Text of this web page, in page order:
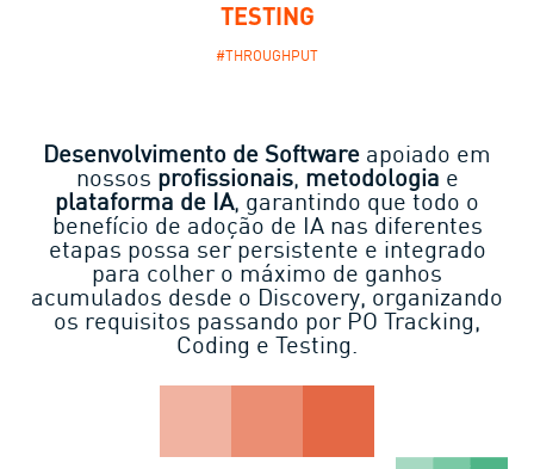
TESTING
#THROUGHPUT
Desenvolvimento de Software apoiado em
nossos profissionais, metodologia e
plataforma de IA, garantindo que todo o
benefício de adoção de IA nas diferentes
etapas possa ser persistente e integrado
para colher o máximo de ganhos
acumulados desde o Discovery, organizando
os requisitos passando por PO Tracking,
Coding e Testing.